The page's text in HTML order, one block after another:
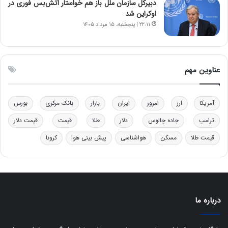
چ
ی
ن
ق
ر
ب
ی
س
ت
د
ف
س
ت
دبیرکل سازمان ملل باز هم خواستار آتش‌بس فوری در
اوکراین شد
۲۲:۱۱ | پنجشنبه، ۱۵ مرداد ۱۴۰۵
عناوین مهم
آمریکا ارز امروز ایران بازار بانک مرکزی
بورس
ترامپ
جاده چالوس دلار طلا قیمت
قیمت دلار
قیمت طلا
مسکن هواشناسی پیش بینی هوا کرونا
درباره ما